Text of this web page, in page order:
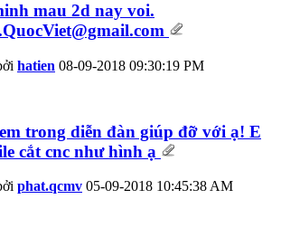
mau 2d nay voi.
hatien 08-09-2018 09:30:19 PM
trong diễn đàn giúp đỡ với ạ! E
cắt cnc như hình ạ
phat.qcmv 05-09-2018 10:45:38 AM